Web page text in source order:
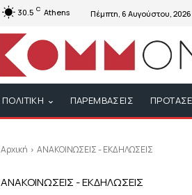
30.5 C Athens Πέμπτη, 6 Αυγούστου, 2026
ΠΟΛΙΤΙΚΗ ΠΑΡΕΜΒΑΣΕΙΣ
Αρχική ΑΝΑΚΟΙΝΩΣΕΙΣ - ΕΚΔΗΛΩΣΕΙΣ
ΑΝΑΚΟΙΝΩΣΕΙΣ - ΕΚΔΗΛΩΣΕΙΣ